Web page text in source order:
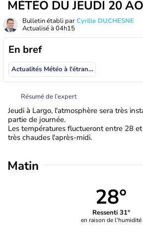
MÉTÉO DU JEUDI 20
Bulletin établi parCyrille DUCHESNE
Actualisé à 04h15
En bref
Actualités Météo à l'étranger
Résumé de l’expert
Jeudi à Largo, l'atmosphère sera très
partie de journée.
Les températures fluctueront entre 28
très chaudes l'après-midi.
Matin
28°
Ressenti 31°
en raison de l'humidité